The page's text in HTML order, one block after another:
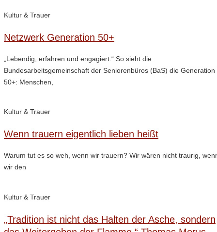
Kultur & Trauer
Netzwerk Generation 50+
„Lebendig, erfahren und engagiert.“ So sieht die
Bundesarbeitsgemeinschaft der Seniorenbüros (BaS) die Generation
50+: Menschen,
Kultur & Trauer
Wenn trauern eigentlich lieben heißt
Warum tut es so weh, wenn wir trauern? Wir wären nicht traurig,
wir den
Kultur & Trauer
„Tradition ist nicht das Halten der Asche, sondern